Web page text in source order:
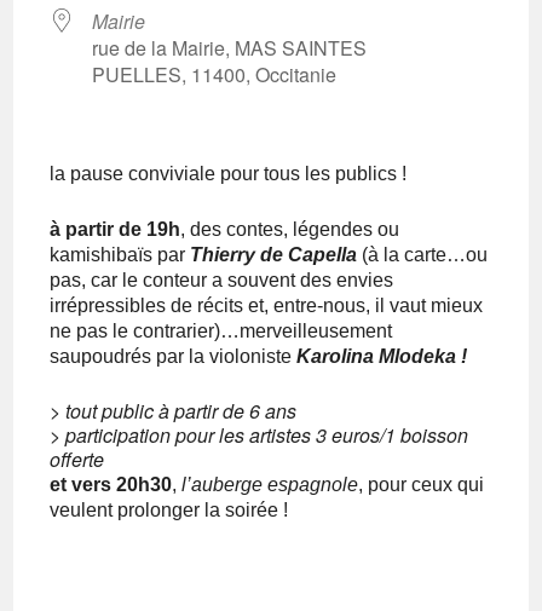
Mairie
rue de la Mairie, MAS SAINTES
PUELLES, 11400, Occitanie
la pause conviviale pour tous les publics !
à partir de 19h, des contes, légendes ou
kamishibaïs par Thierry de Capella (à la carte…ou
pas, car le conteur a souvent des envies
irrépressibles de récits et, entre-nous, il vaut mieux
ne pas le contrarier)…merveilleusement
saupoudrés par la violonisteKarolina Mlodeka !
> tout public à partir de 6 ans
> participation pour les artistes 3 euros/1 boisson
offerte
et vers 20h30,l’auberge espagnole, pour ceux qui
veulent prolonger la soirée !